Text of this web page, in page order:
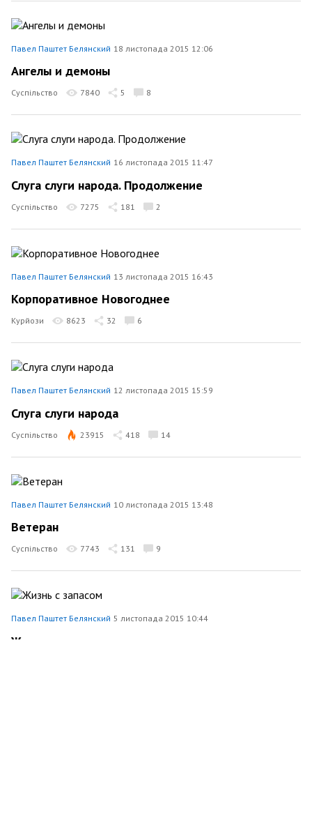
Павел Паштет Белянский 18 листопада 2015 12:06
Ангелы и демоны
Суспільство 7840 5 8
Павел Паштет Белянский 16 листопада 2015 11:47
Слуга слуги народа. Продолжение
Суспільство 7275 181 2
Павел Паштет Белянский 13 листопада 2015 16:43
Корпоративное Новогоднее
Курйози 8623 32 6
Павел Паштет Белянский 12 листопада 2015 15:59
Слуга слуги народа
Суспільство 23915 418 14
Павел Паштет Белянский 10 листопада 2015 13:48
Ветеран
Суспільство 7743 131 9
Павел Паштет Белянский 5 листопада 2015 10:44
Жизнь с запасом